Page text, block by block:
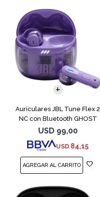
Auriculares JBL Tune Flex 2
NC con Bluetooth GHOST
EDITION
USD 99,00
USD 84,15